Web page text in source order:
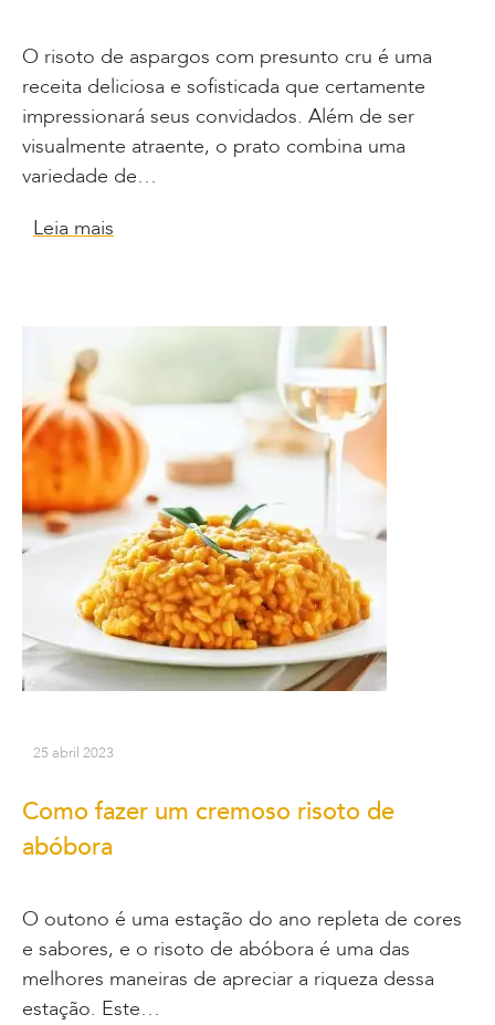
O risoto de aspargos com presunto cru é uma
receita deliciosa e sofisticada que certamente
impressionará seus convidados. Além de ser
visualmente atraente, o prato combina uma
variedade de…
Leia mais
25 abril 2023
Como fazer um cremoso risoto de
abóbora
O outono é uma estação do ano repleta de cores
e sabores, e o risoto de abóbora é uma das
melhores maneiras de apreciar a riqueza dessa
estação. Este…